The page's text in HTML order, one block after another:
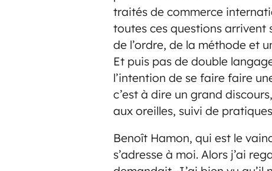
traités de commerce
toutes ces questions arrivent
de l’ordre, de la méthode et
Et puis pas de double
l’intention de se faire faire
c’est à dire un grand
aux oreilles, suivi de
Benoît Hamon, qui est le
s’adresse à moi. Alors j’ai